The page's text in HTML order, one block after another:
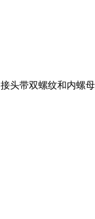
带双螺纹和内螺母